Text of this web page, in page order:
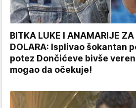
BITKA LUKE I ANAMARIJE
DOLARA: Isplivao šokantan
potez Dončićeve bivše
mogao da očekuje!